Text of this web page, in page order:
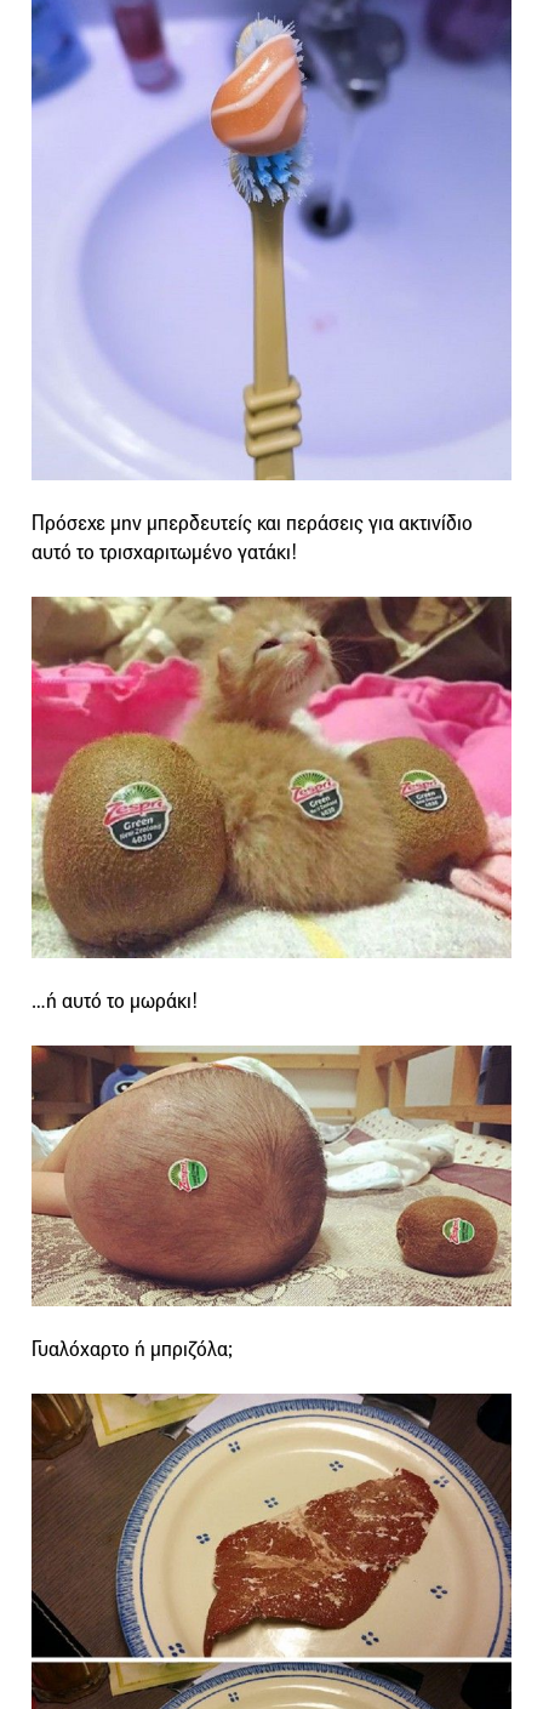
Πρόσεχε μην μπερδευτείς και περάσεις για ακτινίδιο
αυτό το τρισχαριτωμένο γατάκι!
…ή αυτό το μωράκι!
Γυαλόχαρτο ή μπριζόλα;